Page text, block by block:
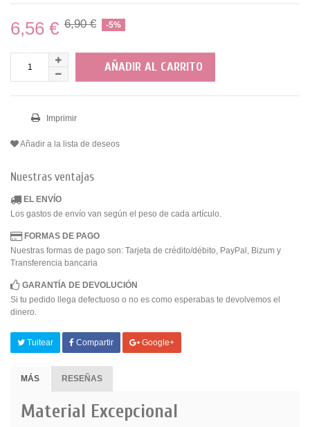
6,56 € 6,90 € -5%
AÑADIR AL CARRITO
Imprimir
Añadir a la lista de deseos
Nuestras ventajas
EL ENVÍO
Los gastos de envío van según el peso de cada artículo.
FORMAS DE PAGO
Nuestras formas de pago son: Tarjeta de crédito/débito, PayPal, Bizum y
Transferencia bancaria
GARANTÍA DE DEVOLUCIÓN
Si tu pedido llega defectuoso o no es como esperabas te devolvemos el
dinero.
Tuitear Compartir Google+
MÁS RESEÑAS
Material Excepcional